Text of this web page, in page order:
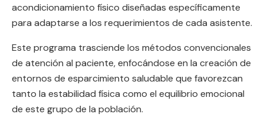
acondicionamiento físico diseñadas específicamente
para adaptarse a los requerimientos de cada asistente.
Este programa trasciende los métodos convencionales
de atención al paciente, enfocándose en la creación de
entornos de esparcimiento saludable que favorezcan
tanto la estabilidad física como el equilibrio emocional
de este grupo de la población.